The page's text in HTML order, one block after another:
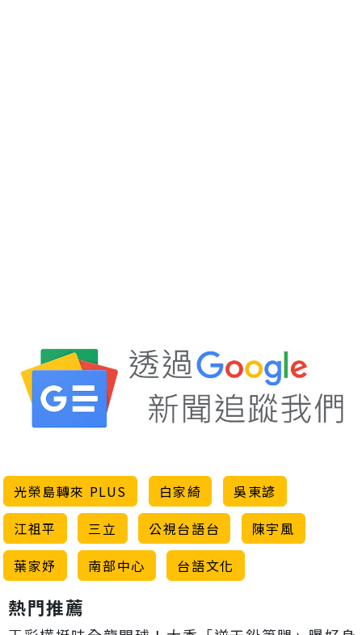
光榮島轉來 PLUS 白家綺
吳東諺
江祖平
三立 公視台語台
陳宇風
葉家妤
南部中心 台語文化
熱門推薦